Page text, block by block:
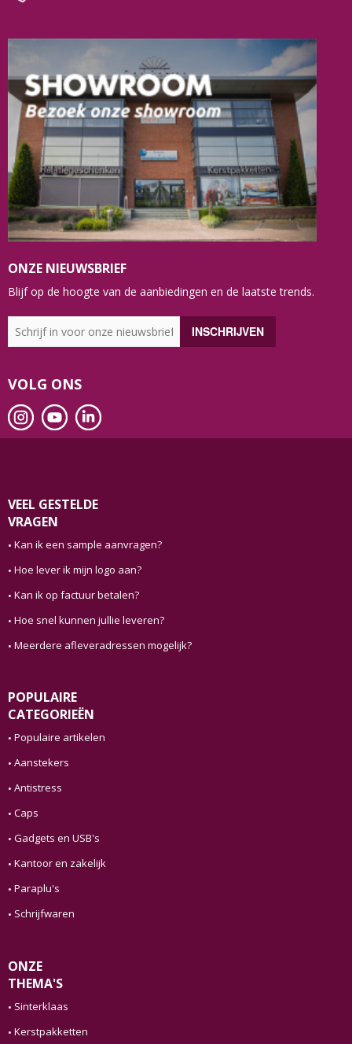
ONZE NIEUWSBRIEF
Blijf op de hoogte van de aanbiedingen en de laatste trends.
VOLG ONS
VEEL GESTELDE
VRAGEN
Kan ik een sample aanvragen?
Hoe lever ik mijn logo aan?
Kan ik op factuur betalen?
Hoe snel kunnen jullie leveren?
Meerdere afleveradressen mogelijk?
POPULAIRE
CATEGORIEËN
Populaire artikelen
Aanstekers
Antistress
Caps
Gadgets en USB's
Kantoor en zakelijk
Paraplu's
Schrijfwaren
ONZE
THEMA'S
Sinterklaas
Kerstpakketten